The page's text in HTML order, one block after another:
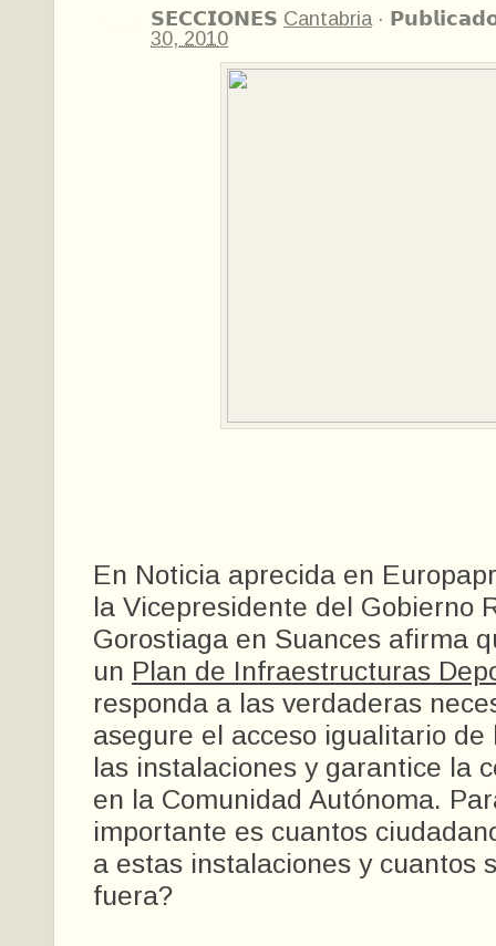
𝗦𝗘𝗖𝗖𝗜𝗢𝗡𝗘𝗦 Cantabria ·
30, 2010
En Noticia aprecida en
la Vicepresidente del Gobierno
Gorostiaga en Suances afirma
un Plan de Infraestructuras
responda a las verdaderas
asegure el acceso igualitario de
las instalaciones y garantice la
en la Comunidad Autónoma.
importante es cuantos
a estas instalaciones y cuantos
fuera?